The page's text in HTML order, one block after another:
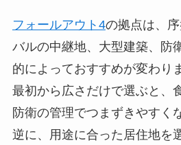
フォールアウト4の拠点は、
バルの中継地、大型建築、防
的によっておすすめが変わり
最初から広さだけで選ぶと、
防衛の管理でつまずきやすく
逆に、用途に合った居住地を